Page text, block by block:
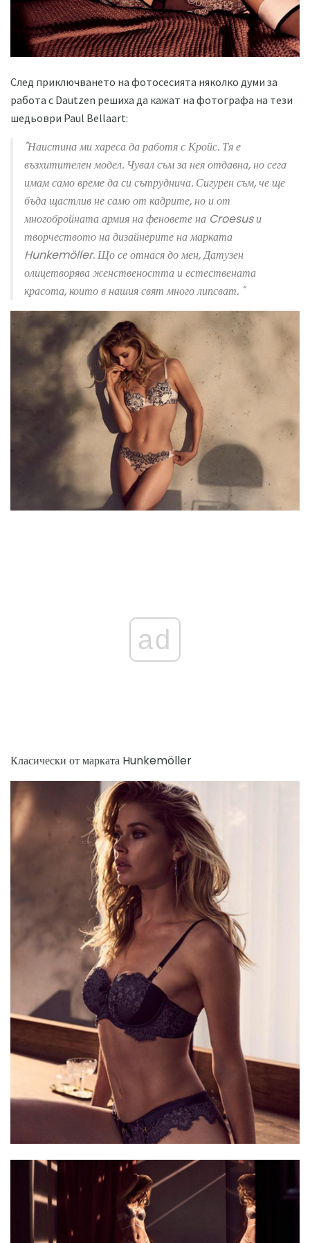
След приключването на фотосесията няколко думи за
работа с Dautzen решиха да кажат на фотографа на тези
шедьоври Paul Bellaart:
"Наистина ми хареса да работя с Кройс. Тя е
възхитителен модел. Чувал съм за нея отдавна, но сега
имам само време да си сътруднича. Сигурен съм, че ще
бъда щастлив не само от кадрите, но и от
многобройната армия на феновете на Croesus и
творчеството на дизайнерите на марката
Hunkemöller. Що се отнася до мен, Датузен
олицетворява женствеността и естествената
красота, които в нашия свят много липсват. "
ad
Класически от марката Hunkemöller